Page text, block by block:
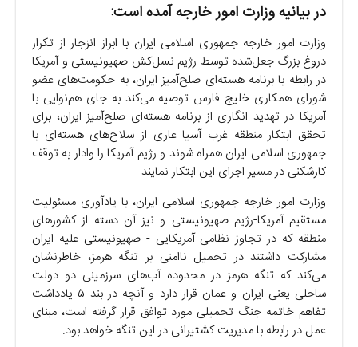
در بیانیه وزارت امور خارجه آمده است:
وزارت امور خارجه جمهوری اسلامی ایران با ابراز انزجار از تکرار
دروغ بزرگ جعل‌شده توسط رژیم نسل‌کش صهیونیستی و آمریکا
در رابطه با برنامه هسته‌ای صلح‌آمیز ایران، به حکومت‌های عضو
شورای همکاری خلیج فارس توصیه می‌کند به جای هم‌نوایی با
آمریکا در تهدید انگاری از برنامه هسته‌ای صلح‌آمیز ایران، برای
تحقق ابتکار منطقه غرب آسیا عاری از سلاح‌های هسته‌ای با
جمهوری اسلامی ایران همراه شوند و رژیم آمریکا را وادار به توقف
کارشکنی در مسیر اجرای این ابتکار نمایند.
وزارت امور خارجه جمهوری اسلامی ایران، با یادآوری مسئولیت
مستقیم آمریکا-رژیم صهیونیستی و نیز آن دسته از کشورهای
منطقه که در تجاوز نظامی آمریکایی - صهیونیستی علیه ایران
مشارکت داشتند در تحمیل ناامنی بر تنگه هرمز، خاطرنشان
می‌کند که تنگه هرمز در محدوده آب‌های سرزمینی دو دولت
ساحلی یعنی ایران و عمان قرار دارد و آنچه در بند ۵ یادداشت
تفاهم خاتمه جنگ تحمیلی مورد توافق قرار گرفته است، مبنای
عمل در رابطه با مدیریت کشتیرانی در این تنگه خواهد بود.